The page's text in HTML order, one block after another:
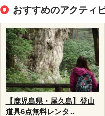
おすすめのアクティ
【鹿児島県・屋久島】登山
道具6点無料レンタ...